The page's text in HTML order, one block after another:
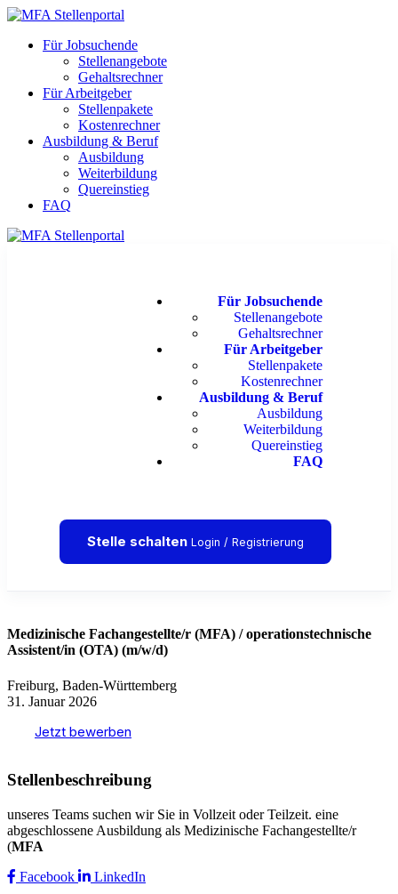
Für Jobsuchende
Stellenangebote
Gehaltsrechner
Für Arbeitgeber
Stellenpakete
Kostenrechner
Ausbildung & Beruf
Ausbildung
Weiterbildung
Quereinstieg
FAQ
Für Jobsuchende
Stellenangebote
Gehaltsrechner
Für Arbeitgeber
Stellenpakete
Kostenrechner
Ausbildung & Beruf
Ausbildung
Weiterbildung
Quereinstieg
FAQ
Stelle schalten Login / Registrierung
Medizinische Fachangestellte/r (MFA) / operationstechnische
Assistent/in (OTA) (m/w/d)
Freiburg, Baden-Württemberg
31. Januar 2026
Jetzt bewerben
Stellenbeschreibung
unseres Teams suchen wir Sie in Vollzeit oder Teilzeit. eine
abgeschlossene Ausbildung als Medizinische Fachangestellte/r
(MFA
Facebook
LinkedIn